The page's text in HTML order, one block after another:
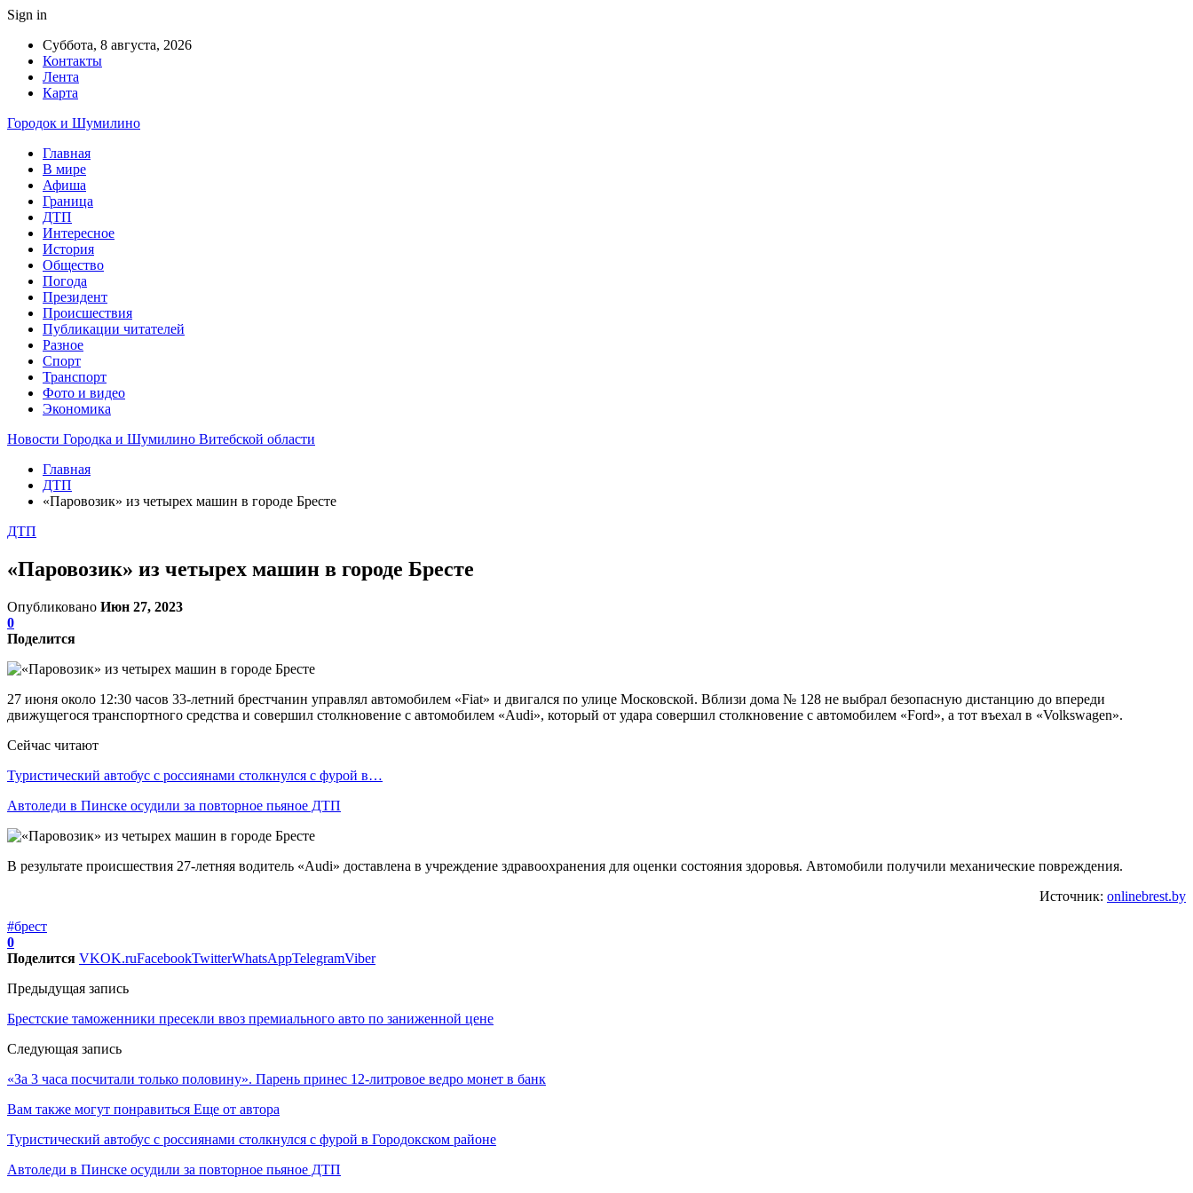
Sign in
Суббота, 8 августа, 2026
Контакты
Лента
Карта
Городок и Шумилино
Главная
В мире
Афиша
Граница
ДТП
Интересное
История
Общество
Погода
Президент
Происшествия
Публикации читателей
Разное
Спорт
Транспорт
Фото и видео
Экономика
Новости Городка и Шумилино Витебской области
Главная
ДТП
«Паровозик» из четырех машин в городе Бресте
ДТП
«Паровозик» из четырех машин в городе Бресте
Опубликовано Июн 27, 2023
0
Поделится
27 июня около 12:30 часов 33-летний брестчанин управлял автомобилем «Fiat» и двигался по улице Московской. Вблизи дома № 128 не выбрал безопасную дистанцию до впереди
движущегося транспортного средства и совершил столкновение с автомобилем «Audi», который от удара совершил столкновение с автомобилем «Ford», а тот въехал в «Volkswagen».
Сейчас читают
Туристический автобус с россиянами столкнулся с фурой в…
Автоледи в Пинске осудили за повторное пьяное ДТП
В результате происшествия 27-летняя водитель «Audi» доставлена в учреждение здравоохранения для оценки состояния здоровья. Автомобили получили механические повреждения.
Источник: onlinebrest.by
#брест
0
Поделится VKOK.ruFacebookTwitterWhatsAppTelegramViber
Предыдущая запись
Брестские таможенники пресекли ввоз премиального авто по заниженной цене
Следующая запись
«За 3 часа посчитали только половину». Парень принес 12-литровое ведро монет в банк
Вам также могут понравиться Еще от автора
Туристический автобус с россиянами столкнулся с фурой в Городокском районе
Автоледи в Пинске осудили за повторное пьяное ДТП